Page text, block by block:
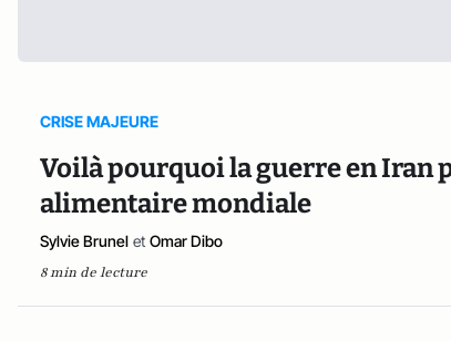
CRISE MAJEURE
Voilà pourquoi la guerre en Iran
alimentaire mondiale
Sylvie Brunel et Omar Dibo
8 min de lecture